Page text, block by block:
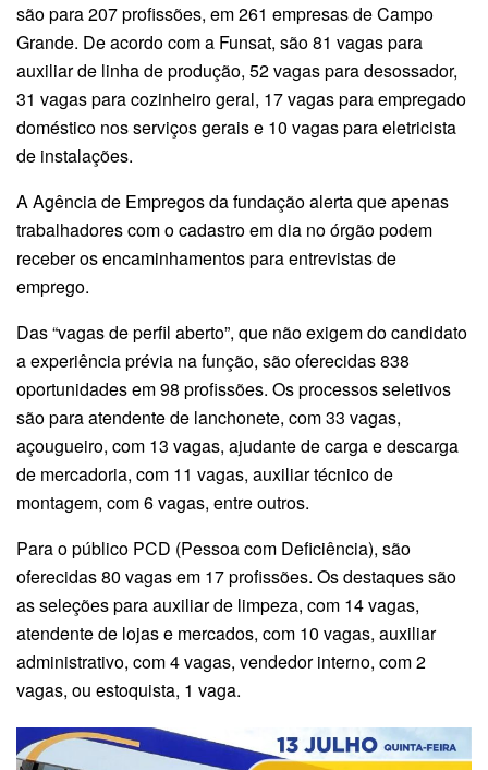
são para 207 profissões, em 261 empresas de Campo
Grande. De acordo com a Funsat, são 81 vagas para
auxiliar de linha de produção, 52 vagas para desossador,
31 vagas para cozinheiro geral, 17 vagas para empregado
doméstico nos serviços gerais e 10 vagas para eletricista
de instalações.
A Agência de Empregos da fundação alerta que apenas
trabalhadores com o cadastro em dia no órgão podem
receber os encaminhamentos para entrevistas de
emprego.
Das “vagas de perfil aberto”, que não exigem do candidato
a experiência prévia na função, são oferecidas 838
oportunidades em 98 profissões. Os processos seletivos
são para atendente de lanchonete, com 33 vagas,
açougueiro, com 13 vagas, ajudante de carga e descarga
de mercadoria, com 11 vagas, auxiliar técnico de
montagem, com 6 vagas, entre outros.
Para o público PCD (Pessoa com Deficiência), são
oferecidas 80 vagas em 17 profissões. Os destaques são
as seleções para auxiliar de limpeza, com 14 vagas,
atendente de lojas e mercados, com 10 vagas, auxiliar
administrativo, com 4 vagas, vendedor interno, com 2
vagas, ou estoquista, 1 vaga.